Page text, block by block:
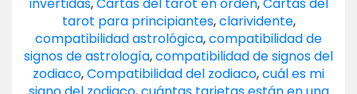
tarot para principiantes,clarividente,
compatibilidad astrológica,compatibilidad de
signos de astrología,compatibilidad de signos del
zodiaco,Compatibilidad del zodiaco,cuál es mi